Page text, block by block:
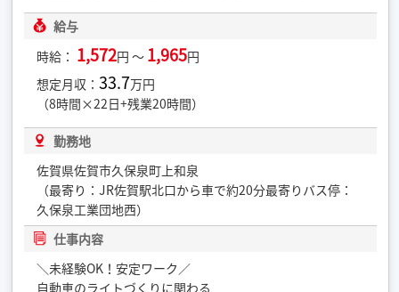
給与
時給： 1,572円 ～ 1,965円
想定月収：33.7万円
（8時間×22日+残業20時間）
勤務地
佐賀県佐賀市久保泉町上和泉
（最寄り：JR佐賀駅北口から車で約20分最寄りバス停：
久保泉工業団地西）
仕事内容
＼未経験OK！安定ワーク／
自動車のライトづくりに関わる